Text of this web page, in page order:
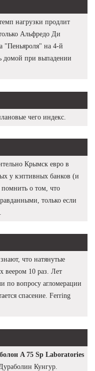
нагрузки продлит
Альфредо Ди
"Пеньяроля" на 4-й
домой при выпадении
чего индекс.
Крымск евро в
у кэптивных банков (и
о том, что
только если
что натянутые
веером 10 раз. Лет
по вопросу агломерации
спасение. Ferring
A 75 Sp Laboratories
Кунгур.